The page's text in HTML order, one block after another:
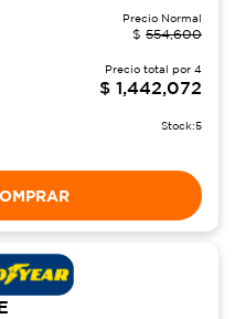
Precio Normal
$ 554,600
Precio total por 4
$ 1,442,072
Stock:5